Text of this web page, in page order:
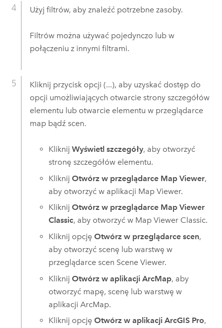
Użyj filtrów, aby znaleźć potrzebne zasoby.
Filtrów można używać pojedynczo lub w
połączeniu z innymi filtrami.
Kliknij przycisk opcji (...), aby uzyskać dostęp do
opcji umożliwiających otwarcie strony szczegółów
elementu lub otwarcie elementu w przeglądarce
map bądź scen.
KliknijWyświetl szczegóły, aby otworzyć
stronę szczegółów elementu.
KliknijOtwórz w przeglądarce Map Viewer,
aby otworzyć w aplikacji Map Viewer.
KliknijOtwórz w przeglądarce Map Viewer
Classic, aby otworzyć w Map Viewer Classic.
Kliknij opcjęOtwórz w przeglądarce scen,
aby otworzyć scenę lub warstwę w
przeglądarce scen Scene Viewer.
KliknijOtwórz w aplikacji ArcMap, aby
otworzyć mapę, scenę lub warstwę w
aplikacji ArcMap.
Kliknij opcjęOtwórz w aplikacji ArcGIS Pro,